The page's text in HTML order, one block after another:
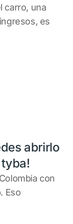
carro, una
es
abrirlo
con
Eso